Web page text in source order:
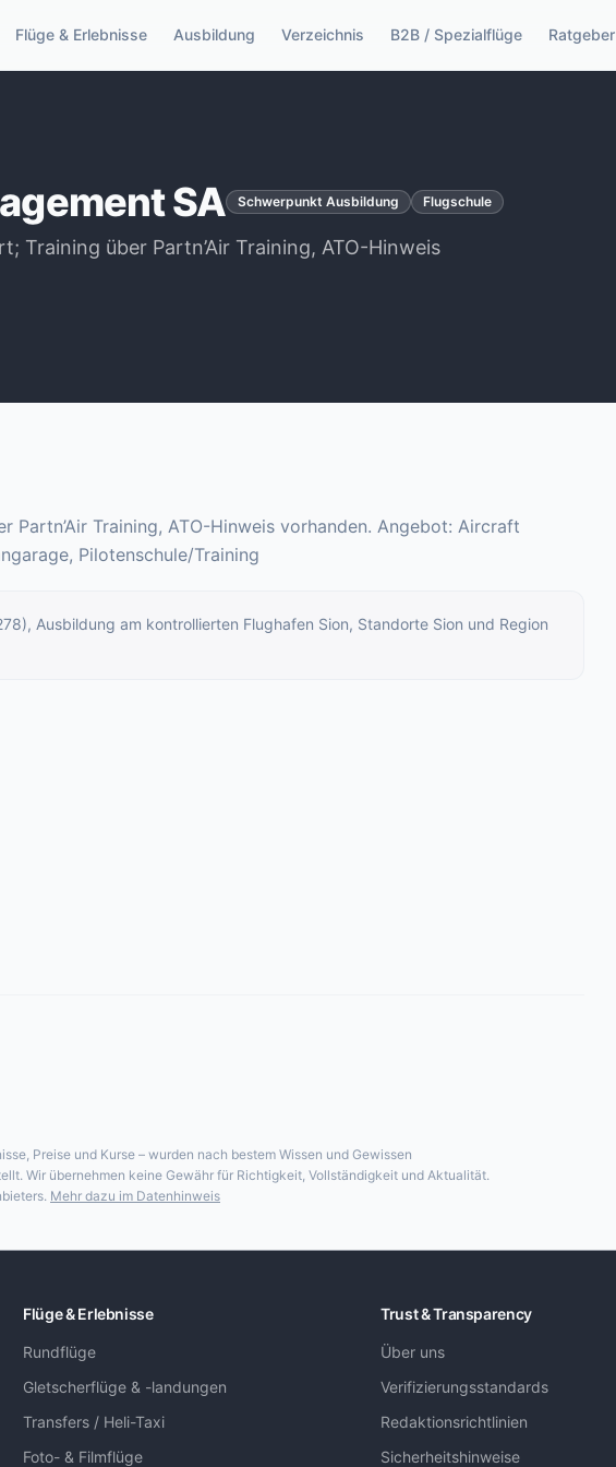
Flüge & Erlebnisse Ausbildung Verzeichnis B2B / Spezialflüge Ratgeber
SA Schwerpunkt Ausbildung Flugschule
Training über Partn’Air Training, ATO-Hinweis
Partn’Air Training, ATO-Hinweis vorhanden. Angebot: Aircraft
Pilotenschule/Training
Ausbildung am kontrollierten Flughafen Sion, Standorte Sion und Region
Preise und Kurse – wurden nach bestem Wissen und Gewissen
Wir übernehmen keine Gewähr für Richtigkeit, Vollständigkeit und Aktualität.
Mehr dazu im Datenhinweis
Flüge & Erlebnisse
Rundflüge
Gletscherflüge & -landungen
Transfers / Heli-Taxi
Foto- & Filmflüge
Trust & Transparency
Über uns
Verifizierungsstandards
Redaktionsrichtlinien
Sicherheitshinweise